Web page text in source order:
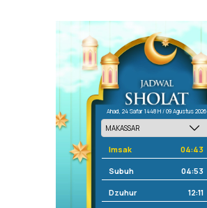
Ahad, 24 Safar 1448 H / 09 Agustus 2026
Imsak 04:43
Subuh 04:53
Dzuhur 12:11